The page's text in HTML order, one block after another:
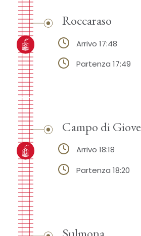
Roccaraso
Arrivo 17:48
Partenza 17:49
Campo di Giove
Arrivo 18:18
Partenza 18:20